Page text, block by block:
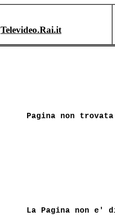
Televideo.Rai.it
Pagina non trovata
La Pagina non e'